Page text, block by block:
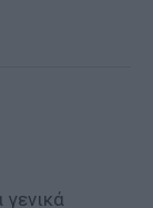
γενικά